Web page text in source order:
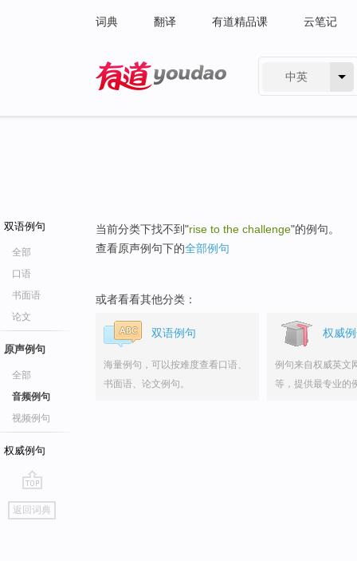
词典 翻译 有道精品课 云笔记
中英
双语例句
全部
口语
书面语
论文
原声例句
全部
音频例句
视频例句
权威例句
go
top
返回词典
当前分类下找不到"rise to the challenge"的例句。
查看原声例句下的全部例句
或者看看其他分类：
双语例句
海量例句，可以按难度查看口语、
书面语、论文例句。
权威
例句来自权威英文
等，提供最专业的